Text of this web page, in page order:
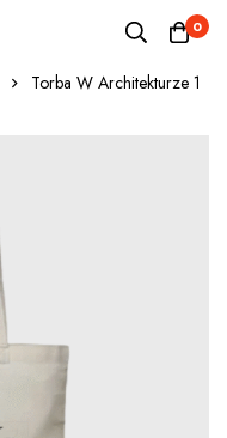
0
Torba W Architekturze 1